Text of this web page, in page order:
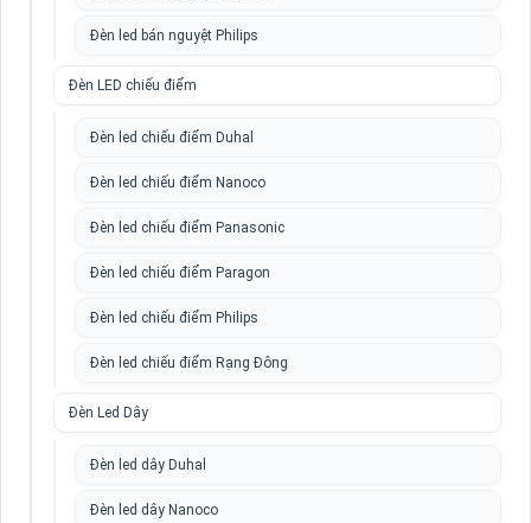
Đèn led bán nguyệt Philips
Đèn LED chiếu điểm
Đèn led chiếu điểm Duhal
Đèn led chiếu điểm Nanoco
Đèn led chiếu điểm Panasonic
Đèn led chiếu điểm Paragon
Đèn led chiếu điểm Philips
Đèn led chiếu điểm Rạng Đông
Đèn Led Dây
Đèn led dây Duhal
Đèn led dây Nanoco